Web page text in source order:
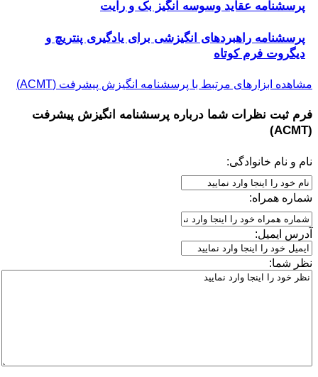
پرسشنامه عقاید وسوسه انگیز بک و رایت
پرسشنامه راهبردهای انگیزشی برای یادگیری پنتریچ و
دیگروت فرم کوتاه
مشاهده ابزارهای مرتبط با پرسشنامه انگیزش پیشرفت (ACMT)
فرم ثبت نظرات شما درباره پرسشنامه انگیزش پیشرفت
(ACMT)
نام و نام خانوادگی:
شماره همراه:
آدرس ایمیل:
نظر شما: